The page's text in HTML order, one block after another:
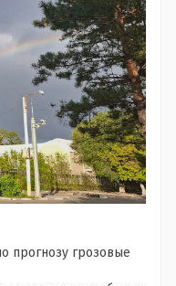
прогнозу грозовые